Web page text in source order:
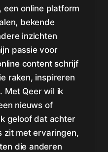
online platform
bekende
inzichten
passie voor
content schrijf
raken, inspireren
Met Qeer wil ik
nieuws of
geloof dat achter
zit met ervaringen,
die anderen